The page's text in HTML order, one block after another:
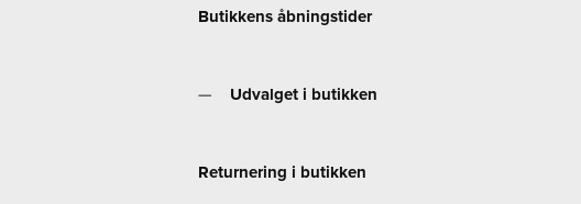
Butikkens åbningstider
Udvalget i butikken
Returnering i butikken